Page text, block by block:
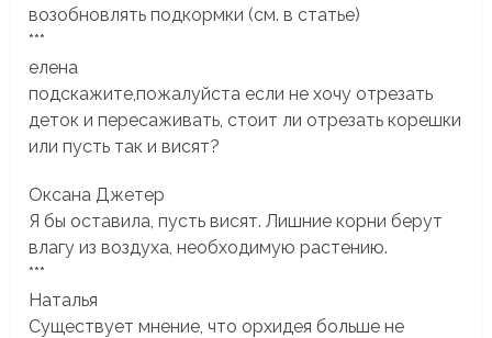
возобновлять подкормки (см. в статье)
***
елена
подскажите,пожалуйста если не хочу отрезать
деток и пересаживать, стоит ли отрезать корешки
или пусть так и висят?
Оксана Джетер
Я бы оставила, пусть висят. Лишние корни берут
влагу из воздуха, необходимую растению.
***
Наталья
Существует мнение, что орхидея больше не